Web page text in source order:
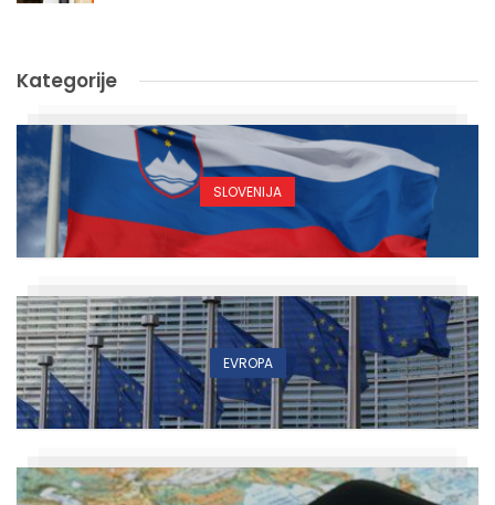
Kategorije
SLOVENIJA
EVROPA